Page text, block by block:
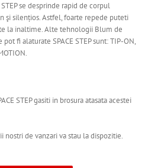
se desprinde rapid de corpul
şi silențios. Astfel, foarte repede puteti
la inaltime. Alte tehnologii Blum de
fi alaturate SPACE STEP sunt: TIP-ON,
STEP gasiti in brosura atasata acestei
de vanzari va stau la dispozitie.